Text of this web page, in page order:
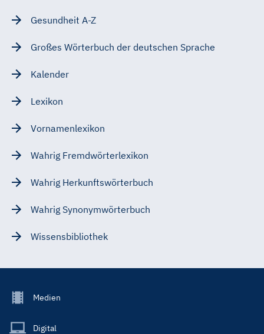
Gesundheit A-Z
Großes Wörterbuch der deutschen Sprache
Kalender
Lexikon
Vornamenlexikon
Wahrig Fremdwörterlexikon
Wahrig Herkunftswörterbuch
Wahrig Synonymwörterbuch
Wissensbibliothek
Footer
Main
Medien
Digital